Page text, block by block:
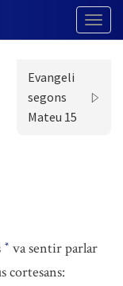
Evangeli
segons
Mateu 15
* va sentir parlar
cortesans: